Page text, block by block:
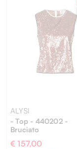
ALYSI
- Top - 440202 -
Bruciato
€ 157,00